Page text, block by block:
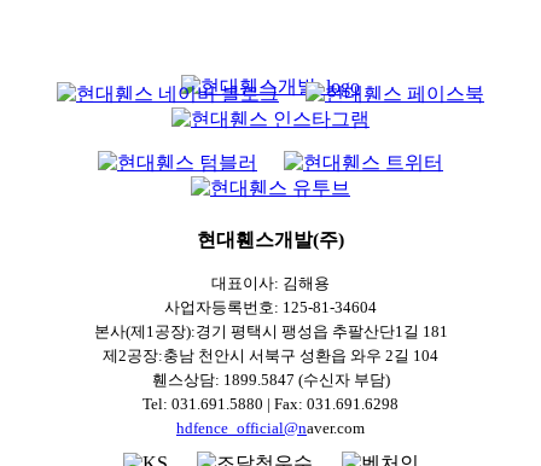
현대휀스개발(주)
대표이사: 김해용
사업자등록번호: 125-81-34604
본사(제1공장):경기 평택시 팽성읍 추팔산단1길 181
제2공장:충남 천안시 서북구 성환읍 와우 2길 104
휀스상담: 1899.5847 (수신자 부담)
Tel: 031.691.5880 | Fax: 031.691.6298
hdfence_official@naver.com